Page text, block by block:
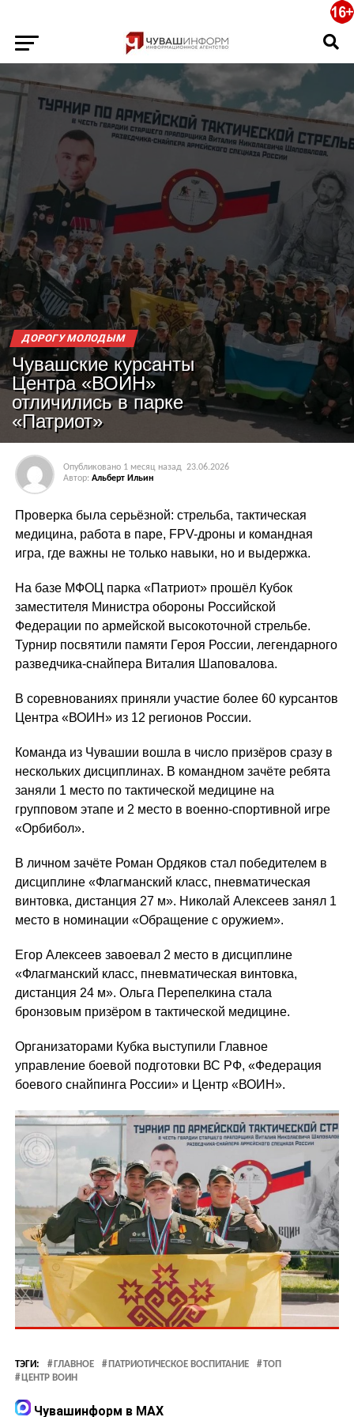
ДОРОГУ МОЛОДЫМ
Чувашские курсанты
Центра «ВОИН»
отличились в парке
«Патриот»
Опубликовано 1 месяц назад 23.06.2026
Автор: Альберт Ильин
Проверка была серьёзной: стрельба, тактическая
медицина, работа в паре, FPV-дроны и командная
игра, где важны не только навыки, но и выдержка.
На базе МФОЦ парка «Патриот» прошёл Кубок
заместителя Министра обороны Российской
Федерации по армейской высокоточной стрельбе.
Турнир посвятили памяти Героя России, легендарного
разведчика-снайпера Виталия Шаповалова.
В соревнованиях приняли участие более 60 курсантов
Центра «ВОИН» из 12 регионов России.
Команда из Чувашии вошла в число призёров сразу в
нескольких дисциплинах. В командном зачёте ребята
заняли 1 место по тактической медицине на
групповом этапе и 2 место в военно-спортивной игре
«Орбибол».
В личном зачёте Роман Ордяков стал победителем в
дисциплине «Флагманский класс, пневматическая
винтовка, дистанция 27 м». Николай Алексеев занял 1
место в номинации «Обращение с оружием».
Егор Алексеев завоевал 2 место в дисциплине
«Флагманский класс, пневматическая винтовка,
дистанция 24 м». Ольга Перепелкина стала
бронзовым призёром в тактической медицине.
Организаторами Кубка выступили Главное
управление боевой подготовки ВС РФ, «Федерация
боевого снайпинга России» и Центр «ВОИН».
ТЭГИ: ГЛАВНОЕ ПАТРИОТИЧЕСКОЕ ВОСПИТАНИЕ
ТОП
ЦЕНТР ВОИН
Чувашинформ в MAX